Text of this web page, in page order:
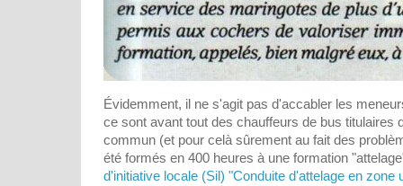
Évidemment, il ne s'agit pas d'accabler les
ce sont avant tout des chauffeurs de bus titulaires
commun (et pour celà sûrement au fait des
été formés en 400 heures à une formation
d'initiative locale (Sil) "Conduite d'attelage en zone